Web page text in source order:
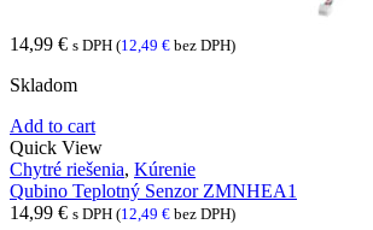
14,99 € s DPH (12,49 € bez DPH)
Skladom
Add to cart
Quick View
Chytré riešenia, Kúrenie
Qubino Teplotný Senzor ZMNHEA1
14,99 € s DPH (12,49 € bez DPH)